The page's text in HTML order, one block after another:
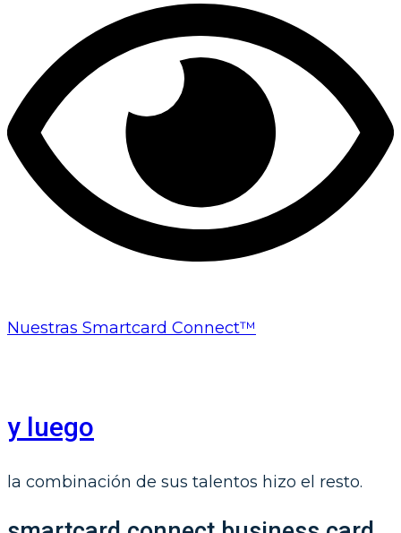
Nuestras Smartcard Connect™
y luego
la combinación de sus talentos hizo el resto.